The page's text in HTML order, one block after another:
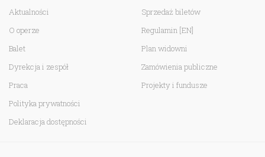
Aktualności
O operze
Balet
Dyrekcja i zespół
Praca
Polityka prywatności
Deklaracja dostępności
Sprzedaż biletów
Regulamin [EN]
Plan widowni
Zamówienia publiczne
Projekty i fundusze